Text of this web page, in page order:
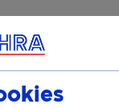
& Contact